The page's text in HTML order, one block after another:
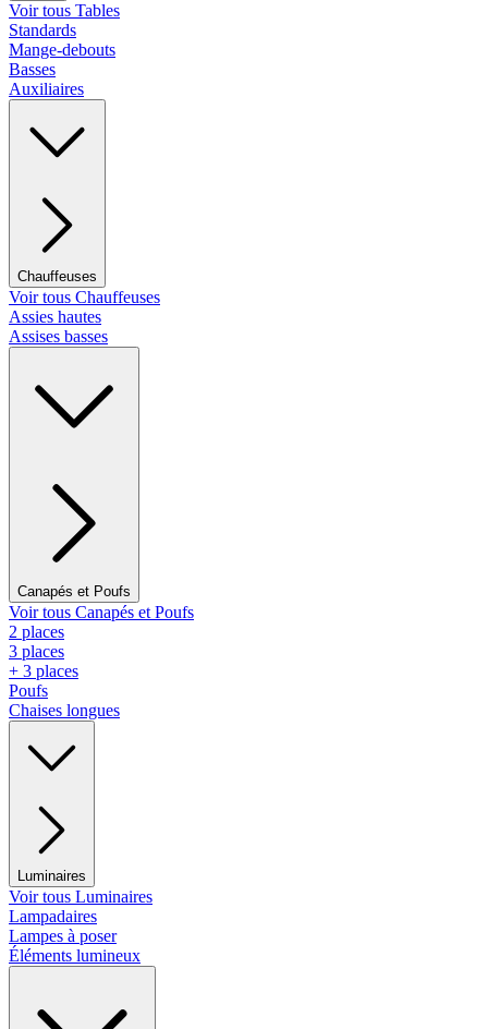
Voir tous Tables
Standards
Mange-debouts
Basses
Auxiliaires
Chauffeuses
Voir tous Chauffeuses
Assies hautes
Assises basses
Canapés et Poufs
Voir tous Canapés et Poufs
2 places
3 places
+ 3 places
Poufs
Chaises longues
Luminaires
Voir tous Luminaires
Lampadaires
Lampes à poser
Éléments lumineux